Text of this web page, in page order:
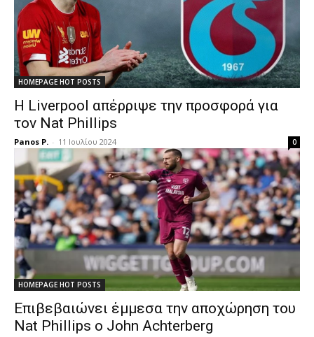
HOMEPAGE HOT POSTS
Η Liverpool απέρριψε την προσφορά για
τον Nat Phillips
Panos P. - 11 Ιουλίου 2024 0
HOMEPAGE HOT POSTS
Επιβεβαιώνει έμμεσα την αποχώρηση του
Nat Phillips ο John Achterberg